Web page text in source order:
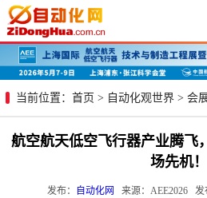
当前位置： 首页 > 自动化观世界 > 会
航空航天低空飞行器产业腾飞
场先机！
发布： 自动化网
来源：AEE2026 发